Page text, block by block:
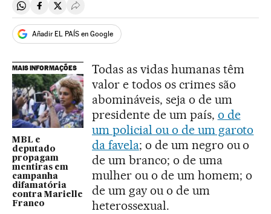
Compartir en Whatsapp
Compartir en Facebook
Compartir en Twitter
Desplegar Redes Sociales
Añadir EL PAÍS en Google
MAIS INFORMAÇÕES
MBL e
deputado
propagam
mentiras em
campanha
difamatória
contra Marielle
Franco
Todas as vidas humanas têm
valor e todos os crimes são
abomináveis, seja o de um
presidente de um país, o de
um policial ou o de um garoto
da favela; o de um negro ou o
de um branco; o de uma
mulher ou o de um homem; o
de um gay ou o de um
heterossexual.